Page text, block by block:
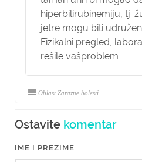
hiperbilirubinemiju, tj.
jetre mogu biti
Fizikalni pregled,
rešile vašproblem
Oblast Zarazne bolesti
Ostavite komentar
IME I PREZIME